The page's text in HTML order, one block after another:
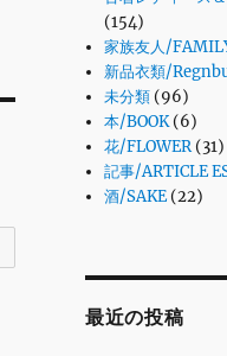
(154)
家族友人/
新品衣類/
未分類 (96)
本/BOOK(6)
花/FLOWER(31)
記事/ARTICLE
酒/SAKE (22)
最近の投稿